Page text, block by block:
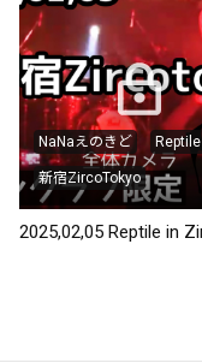
NaNaえのきど Reptile
新宿ZircoTokyo